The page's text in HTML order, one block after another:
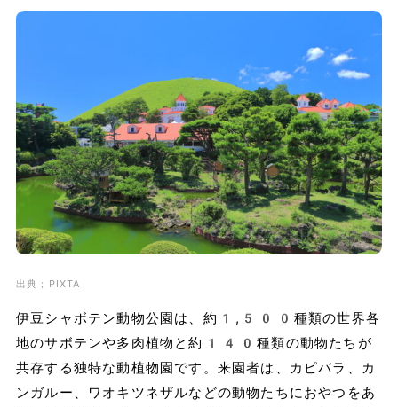
出典；PIXTA
伊豆シャボテン動物公園は、約1,500種類の世界各
地のサボテンや多肉植物と約140種類の動物たちが
共存する独特な動植物園です。来園者は、カピバラ、カ
ンガルー、ワオキツネザルなどの動物たちにおやつをあ